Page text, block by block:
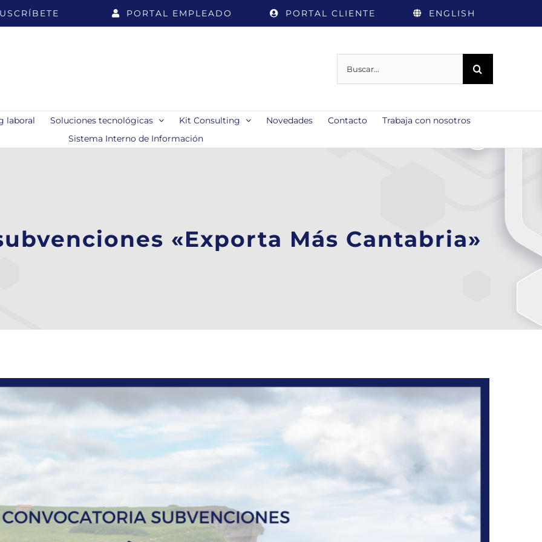
PORTAL EMPLEADO PORTAL CLIENTE ENGLISH
laboral Soluciones tecnológicas Kit Consulting Novedades Contacto
Trabaja con nosotros
Sistema Interno de Información
«Exporta Más Cantabria»